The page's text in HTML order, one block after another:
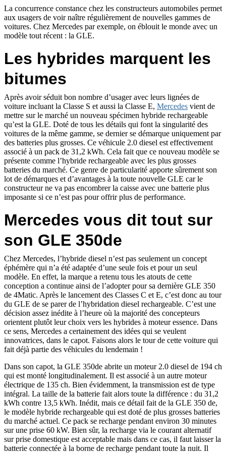
La concurrence constance chez les constructeurs automobiles permet
aux usagers de voir naître régulièrement de nouvelles gammes de
voitures. Chez Mercedes par exemple, on éblouit le monde avec un
modèle tout récent : la GLE.
Les hybrides marquent les
bitumes
Après avoir séduit bon nombre d’usager avec leurs lignées de
voiture incluant la Classe S et aussi la Classe E, Mercedes vient de
mettre sur le marché un nouveau spécimen hybride rechargeable
qu’est la GLE. Doté de tous les détails qui font la singularité des
voitures de la même gamme, se dernier se démarque uniquement par
des batteries plus grosses. Ce véhicule 2.0 diesel est effectivement
associé à un pack de 31,2 kWh. Cela fait que ce nouveau modèle se
présente comme l’hybride rechargeable avec les plus grosses
batteries du marché. Ce genre de particularité apporte sûrement son
lot de démarques et d’avantages à la toute nouvelle GLE car le
constructeur ne va pas encombrer la caisse avec une batterie plus
imposante si ce n’est pas pour offrir plus de performance.
Mercedes vous dit tout sur
son GLE 350de
Chez Mercedes, l’hybride diesel n’est pas seulement un concept
éphémère qui n’a été adaptée d’une seule fois et pour un seul
modèle. En effet, la marque a retenu tous les atouts de cette
conception a continue ainsi de l’adopter pour sa dernière GLE 350
de 4Matic. Après le lancement des Classes C et E, c’est donc au tour
du GLE de se parer de l’hybridation diesel rechargeable. C’est une
décision assez inédite à l’heure où la majorité des concepteurs
orientent plutôt leur choix vers les hybrides à moteur essence. Dans
ce sens, Mercedes a certainement des idées qui se veulent
innovatrices, dans le capot. Faisons alors le tour de cette voiture qui
fait déjà partie des véhicules du lendemain !
Dans son capot, la GLE 350de abrite un moteur 2.0 diesel de 194 ch
qui est monté longitudinalement. Il est associé à un autre moteur
électrique de 135 ch. Bien évidemment, la transmission est de type
intégral. La taille de la batterie fait alors toute la différence : du 31,2
kWh contre 13,5 kWh. Inédit, mais ce détail fait de la GLE 350 de,
le modèle hybride rechargeable qui est doté de plus grosses batteries
du marché actuel. Ce pack se recharge pendant environ 30 minutes
sur une prise 60 kW. Bien sûr, la recharge via le courant alternatif
sur prise domestique est acceptable mais dans ce cas, il faut laisser la
batterie connectée à la borne de recharge pendant toute la nuit. Il